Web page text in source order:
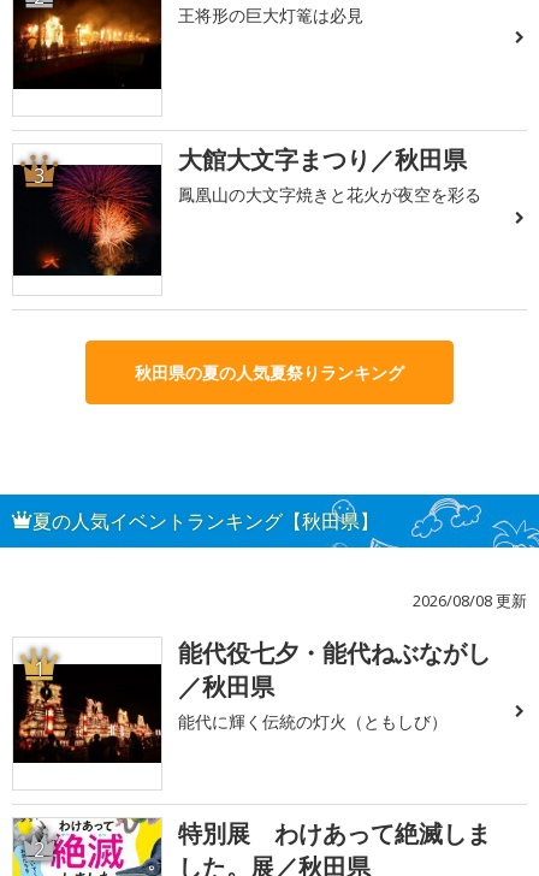
王将形の巨大灯篭は必見
3 大館大文字まつり／秋田県
鳳凰山の大文字焼きと花火が夜空を彩る
秋田県の夏の人気夏祭りランキング
夏の人気イベントランキング【秋田県】
2026/08/08 更新
1
能代役七夕・能代ねぶながし
／秋田県
能代に輝く伝統の灯火（ともしび）
2
特別展 わけあって絶滅しま
した。展／秋田県